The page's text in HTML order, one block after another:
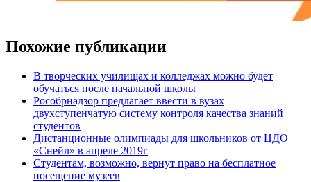
Похожие публикации
В творческих училищах и колледжах можно будет
обучаться после начальной школы
Рособрнадзор предлагает ввести в вузах
двухступенчатую систему контроля качества знаний
студентов
Дистанционные олимпиады для школьников от ЦДО
«Снейл» в апреле 2019г
Студентам, возможно, вернут право на бесплатное
посещение музеев